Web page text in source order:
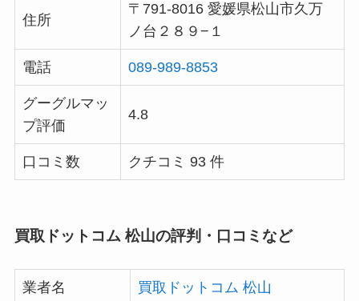
住所
〒791-8016 愛媛県松山市久万
ノ台２８９−１
電話 089-989-8853
グーグルマッ
プ評価
4.8
口コミ数 クチコミ 93 件
買取ドットコム 松山の評判・口コミなど
業者名 買取ドットコム 松山